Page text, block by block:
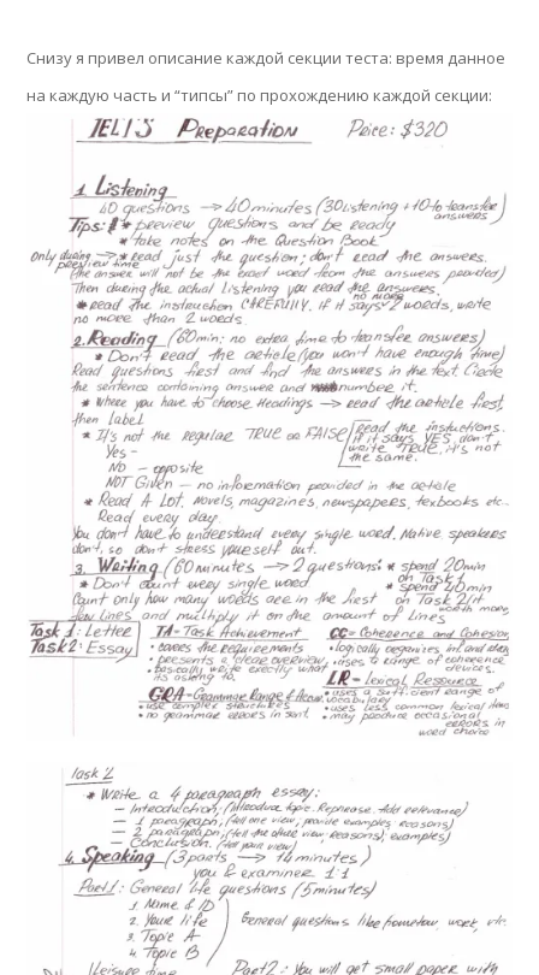
Снизу я привел описание каждой секции теста: время данное
на каждую часть и “типсы” по прохождению каждой секции: